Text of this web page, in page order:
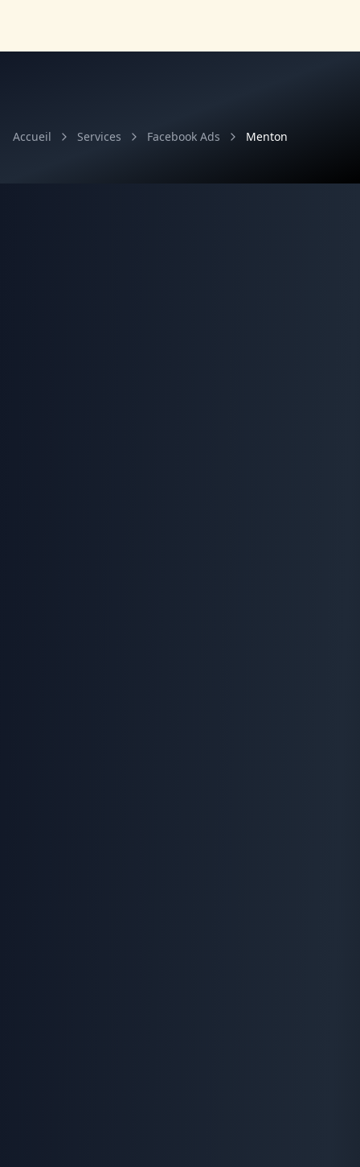
Accueil Services Facebook Ads Menton